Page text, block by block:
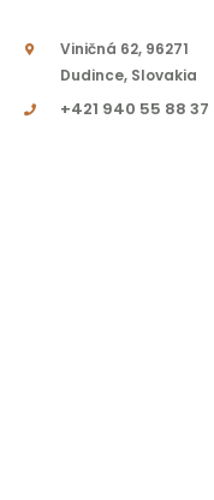
Viničná 62, 96271
Dudince, Slovakia
+421 940 55 88 37